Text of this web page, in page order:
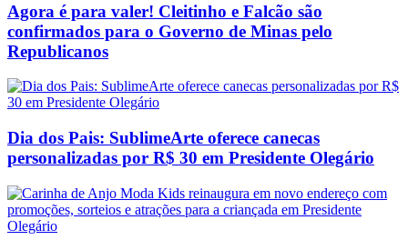
Agora é para valer! Cleitinho e Falcão são
confirmados para o Governo de Minas pelo
Republicanos
Dia dos Pais: SublimeArte oferece canecas
personalizadas por R$ 30 em Presidente Olegário